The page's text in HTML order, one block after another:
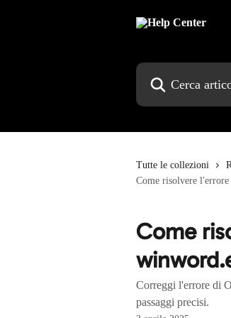
Cerca articoli…
Tutte le collezioni
Come risolvere
Come
Correggi l'errore di
passaggi precisi.